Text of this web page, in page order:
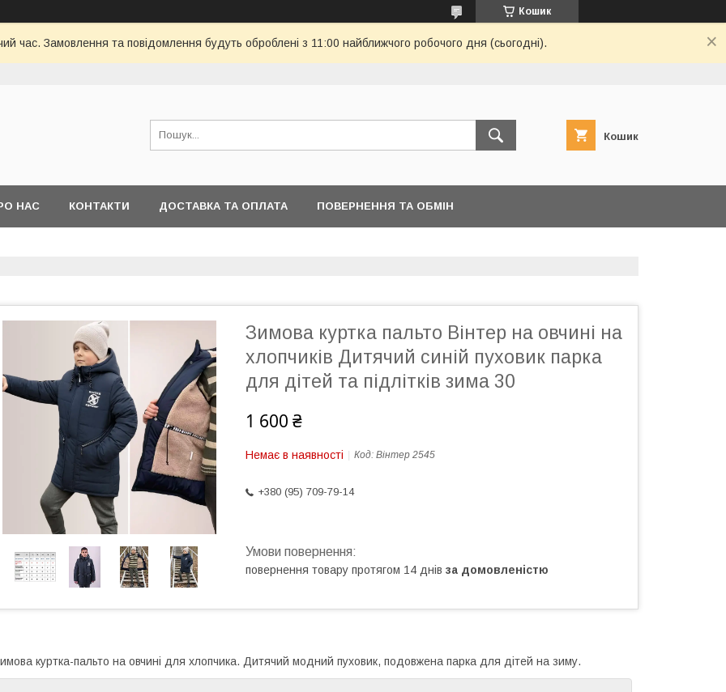
Кошик
час. Замовлення та повідомлення будуть оброблені з 11:00 найближчого робочого дня (сьогодні).
Кошик
НАС КОНТАКТИ ДОСТАВКА ТА ОПЛАТА ПОВЕРНЕННЯ ТА ОБМІН
Зимова куртка пальто Вінтер на овчині на
хлопчиків Дитячий синій пуховик парка
для дітей та підлітків зима 30
1 600 ₴
Немає в наявності Код: Вінтер 2545
+380 (95) 709-79-14
повернення товару протягом 14 днів за домовленістю
куртка-пальто на овчині для хлопчика. Дитячий модний пуховик, подовжена парка для дітей на зиму.